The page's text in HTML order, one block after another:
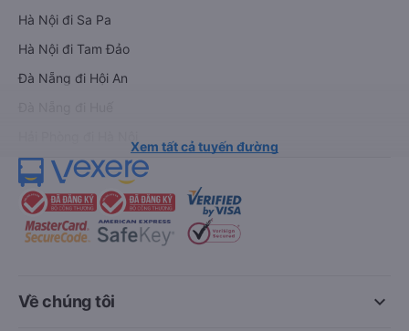
Hà Nội đi Sa Pa
Hà Nội đi Tam Đảo
Đà Nẵng đi Hội An
Xem tất cả tuyến đường
keyboard_arrow_down
Về chúng tôi